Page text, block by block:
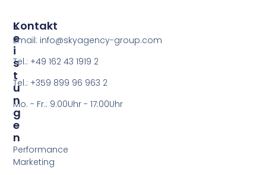
L
E
I
S
T
U
N
G
E
N
Performance
Marketing
Kontakt
Email: info@skyagency-group.com
Tel.: +49 162 43 1919 2
Tel.: +359 899 96 963 2
Mo. - Fr.: 9:00Uhr - 17:00Uhr